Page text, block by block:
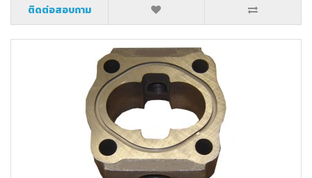
ติดต่อสอบถาม